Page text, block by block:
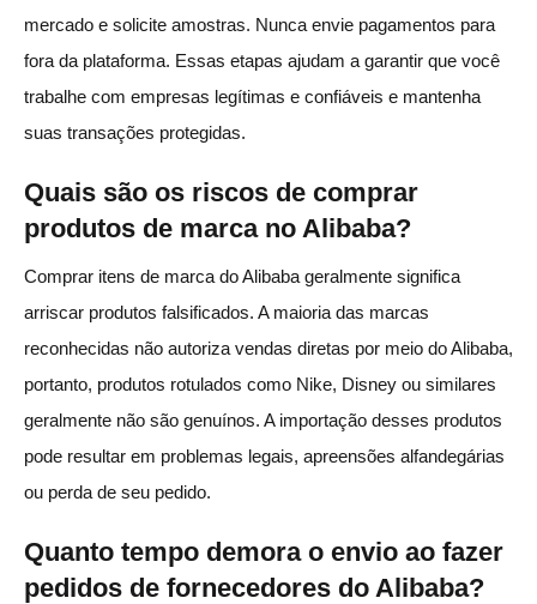
mercado e solicite amostras. Nunca envie pagamentos para
fora da plataforma. Essas etapas ajudam a garantir que você
trabalhe com empresas legítimas e confiáveis e mantenha
suas transações protegidas.
Quais são os riscos de comprar
produtos de marca no Alibaba?
Comprar itens de marca do Alibaba geralmente significa
arriscar produtos falsificados. A maioria das marcas
reconhecidas não autoriza vendas diretas por meio do Alibaba,
portanto, produtos rotulados como Nike, Disney ou similares
geralmente não são genuínos. A importação desses produtos
pode resultar em problemas legais, apreensões alfandegárias
ou perda de seu pedido.
Quanto tempo demora o envio ao fazer
pedidos de fornecedores do Alibaba?